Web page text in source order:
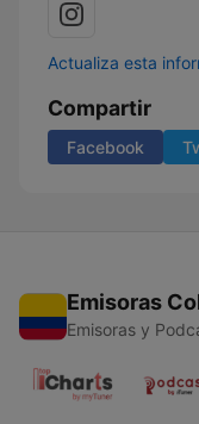
Actualiza esta
Compartir
Facebook
Emisoras
Emisoras y